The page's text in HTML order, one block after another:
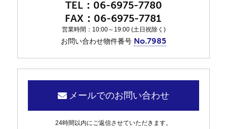
06-6975-7780
06-6975-7781
営業時間：10:00～19:00 (土日祝除く)
お問い合わせ物件番号 No.7985
メールでのお問い合わせ
24時間以内にご返信させていただきます。